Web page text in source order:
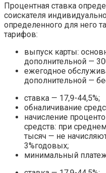
Процентная ставка
соискателя
определенного для него
тарифов:
выпуск карты:
дополнительной —
ежегодное
дополнительной —
ставка — 17,9-44,5%;
обналичивание
начисление
средств: при
тысяч — не
3%годовых;
минимальный